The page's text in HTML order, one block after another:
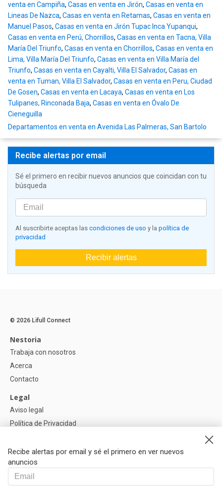
venta en Campiña, Casas en venta en Jirón, Casas en venta en
Lineas De Nazca, Casas en venta en Retamas, Casas en venta en
Manuel Pasos, Casas en venta en Jirón Tupac Inca Yupanqui,
Casas en venta en Perú, Chorrillos, Casas en venta en Tacna, Villa
María Del Triunfo, Casas en venta en Chorrillos, Casas en venta en
Lima, Villa María Del Triunfo, Casas en venta en Villa María del
Triunfo, Casas en venta en Cayalti, Villa El Salvador, Casas en
venta en Tuman, Villa El Salvador, Casas en venta en Peru, Ciudad
De Gosen, Casas en venta en Lacaya, Casas en venta en Los
Tulipanes, Rinconada Baja, Casas en venta en Óvalo De
Cieneguilla
Departamentos en venta en Avenida Las Palmeras, San Bartolo
Recibe alertas por email
Sé el primero en recibir nuevos anuncios que coincidan con tu
búsqueda
Al suscribirte aceptas las condiciones de uso y la política de
privacidad
Recibir alertas
Recibe alertas por email y sé el primero en ver nuevos
anuncios
© 2026 Lifull Connect
Nestoria
Trabaja con nosotros
Acerca
Contacto
Legal
Aviso legal
Política de Privacidad
Ayuda
Preguntas
Nuestros Partners